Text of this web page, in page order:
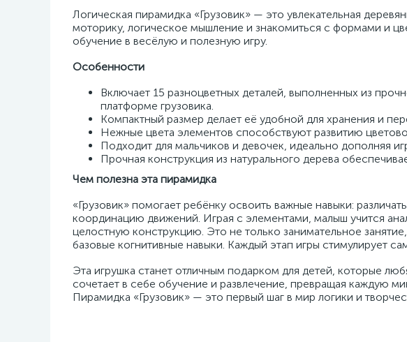
Логическая пирамидка «Грузовик» — это увлекательная
моторику, логическое мышление и знакомиться с формами и
обучение в весёлую и полезную игру.
Особенности
Включает 15 разноцветных деталей, выполненных из
платформе грузовика.
Компактный размер делает её удобной для хранения и
Нежные цвета элементов способствуют развитию
Подходит для мальчиков и девочек, идеально дополняя
Прочная конструкция из натурального дерева
Чем полезна эта пирамидка
«Грузовик» помогает ребёнку освоить важные навыки:
координацию движений. Играя с элементами, малыш учится
целостную конструкцию. Это не только занимательное
базовые когнитивные навыки. Каждый этап игры стимулирует
Эта игрушка станет отличным подарком для детей, которые
сочетает в себе обучение и развлечение, превращая каждую
Пирамидка «Грузовик» — это первый шаг в мир логики и